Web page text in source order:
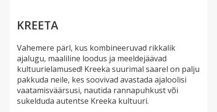
KREETA
Vahemere pärl, kus kombineeruvad rikkalik
ajalugu, maaliline loodus ja meeldejäävad
kultuurielamused! Kreeka suurimal saarel on palju
pakkuda neile, kes soovivad avastada ajaloolisi
vaatamisväärsusi, nautida rannapuhkust või
sukelduda autentse Kreeka kultuuri.